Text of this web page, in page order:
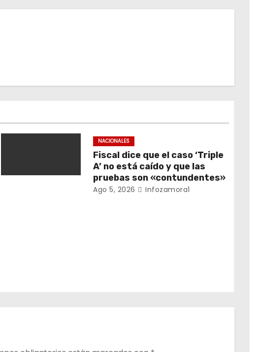
NACIONALES
Fiscal dice que el caso ‘Triple
A’ no está caído y que las
pruebas son «contundentes»
Ago 5, 2026 Infozamora1